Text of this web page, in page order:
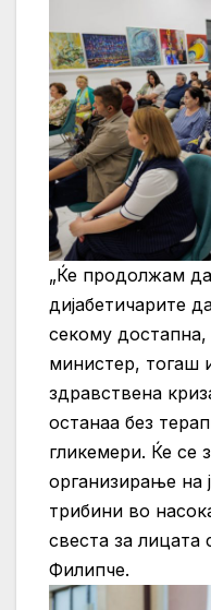
„Ќе продолжам да
дијабетичарите
секому
министер, тогаш
здравствена
останаа без
гликемери. Ќе се
организирање на
трибини во
свеста за лицата
Филипче.